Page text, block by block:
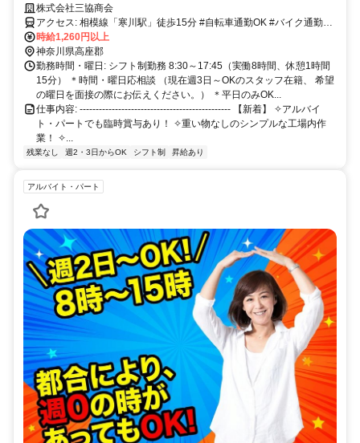
休み✅️未経験OK！✅️昇給あり✅️ゴムのカットなどのカンタンな作業✅️
株式会社三協商会
アクセス: 相模線「寒川駅」徒歩15分 #自転車通勤OK #バイク通勤OK
-----------------------------------------------------
時給1,260円以上
神奈川県高座郡
勤務時間・曜日: シフト制勤務 8:30～17:45（実働8時間、休憩1時間
15分） ＊時間・曜日応相談 （現在週3日～OKのスタッフ在籍、 希望
の曜日を面接の際にお伝えください。） ＊平日のみOK...
仕事内容: ----------------------------------------------- 【新着】 ✧アルバイ
ト・パートでも臨時賞与あり！ ✧重い物なしのシンプルな工場内作
業！ ✧...
残業なし 週2・3日からOK シフト制 昇給あり
アルバイト・パート